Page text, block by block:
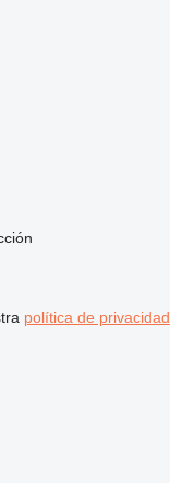
política de privacidad